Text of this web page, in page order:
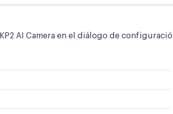
AI Camera en el diálogo de